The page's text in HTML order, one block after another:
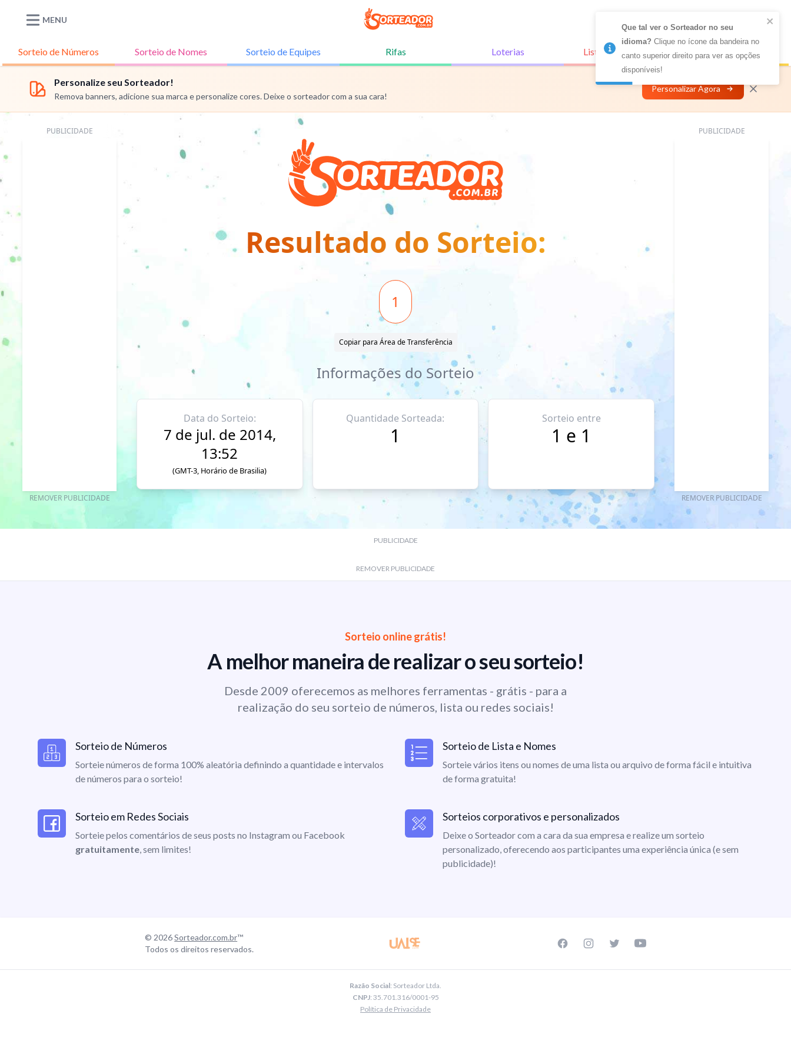
MENU
Sorteio deNúmeros Sorteio deNomes Sorteio deEquipes Rifas Loterias Listas Conectadas Personalizar
Personalize seu Sorteador!
Remova banners, adicione sua marca e personalize cores. Deixe o sorteador com a sua cara!
Personalizar Agora
PUBLICIDADE
REMOVER PUBLICIDADE
Resultado do Sorteio:
1
Copiar para Área de Transferência
Informações do Sorteio
Data do Sorteio:
7 de jul. de 2014,
13:52
(GMT-3, Horário de Brasilia)
Quantidade Sorteada:
1
Sorteio entre
1 e 1
PUBLICIDADE
REMOVER PUBLICIDADE
PUBLICIDADE
REMOVER PUBLICIDADE
Sorteio online grátis!
A melhor maneira de realizar o seu sorteio!
Desde 2009 oferecemos as melhores ferramentas - grátis - para a
realização do seu sorteio de números, lista ou redes sociais!
Sorteio de Números
Sorteie números de forma 100% aleatória definindo a quantidade e intervalos
de números para o sorteio!
Sorteio de Lista e Nomes
Sorteie vários itens ou nomes de uma lista ou arquivo de forma fácil e intuitiva
de forma gratuita!
Sorteio em Redes Sociais
Sorteie pelos comentários de seus posts no Instagram ou Facebook
gratuitamente, sem limites!
Sorteios corporativos e personalizados
Deixe o Sorteador com a cara da sua empresa e realize um sorteio
personalizado, oferecendo aos participantes uma experiência única (e sem
publicidade)!
© 2026Sorteador.com.br™
Todos os direitos reservados.
Razão Social: Sorteador Ltda.
CNPJ: 35.701.316/0001-95
Política de Privacidade
Que tal ver o Sorteador no seu
idioma? Clique no ícone da bandeira no
canto superior direito para ver as opções
disponíveis!